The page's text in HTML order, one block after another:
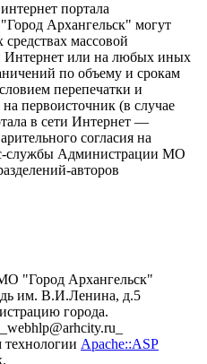
портала
Архангельск" могут
массовой
Интернет или на любых иных
по объему и срокам
перепечатки и
первоисточник (в случае
в сети Интернет —
согласия на
службы Администрации МО
авторов
"Город Архангельск"
им. В.И.Ленина, д.5
города.
технологии Apache::ASP